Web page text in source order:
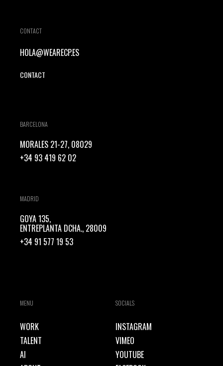
CONTACT
HOLA@WEARECP.ES
CONTACT
BARCELONA
MORALES 21-27, 08029
+34 93 419 62 02
MADRID
GOYA 135,
ENTREPLANTA DCHA., 28009
+34 91 577 19 53
MENU
WORK
TALENT
AI
SOCIALS
INSTAGRAM
VIMEO
YOUTUBE